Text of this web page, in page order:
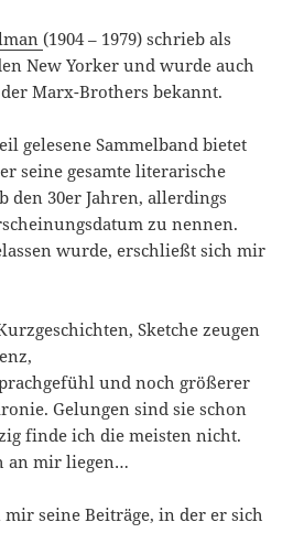
(1904 – 1979) schrieb als
New Yorker und wurde auch
Marx-Brothers bekannt.
gelesene Sammelband bietet
seine gesamte literarische
den 30er Jahren, allerdings
zu nennen.
wurde, erschließt sich mir
Sketche zeugen
und noch größerer
Gelungen sind sie schon
finde ich die meisten nicht.
an mir liegen…
mir seine Beiträge, in der er sich